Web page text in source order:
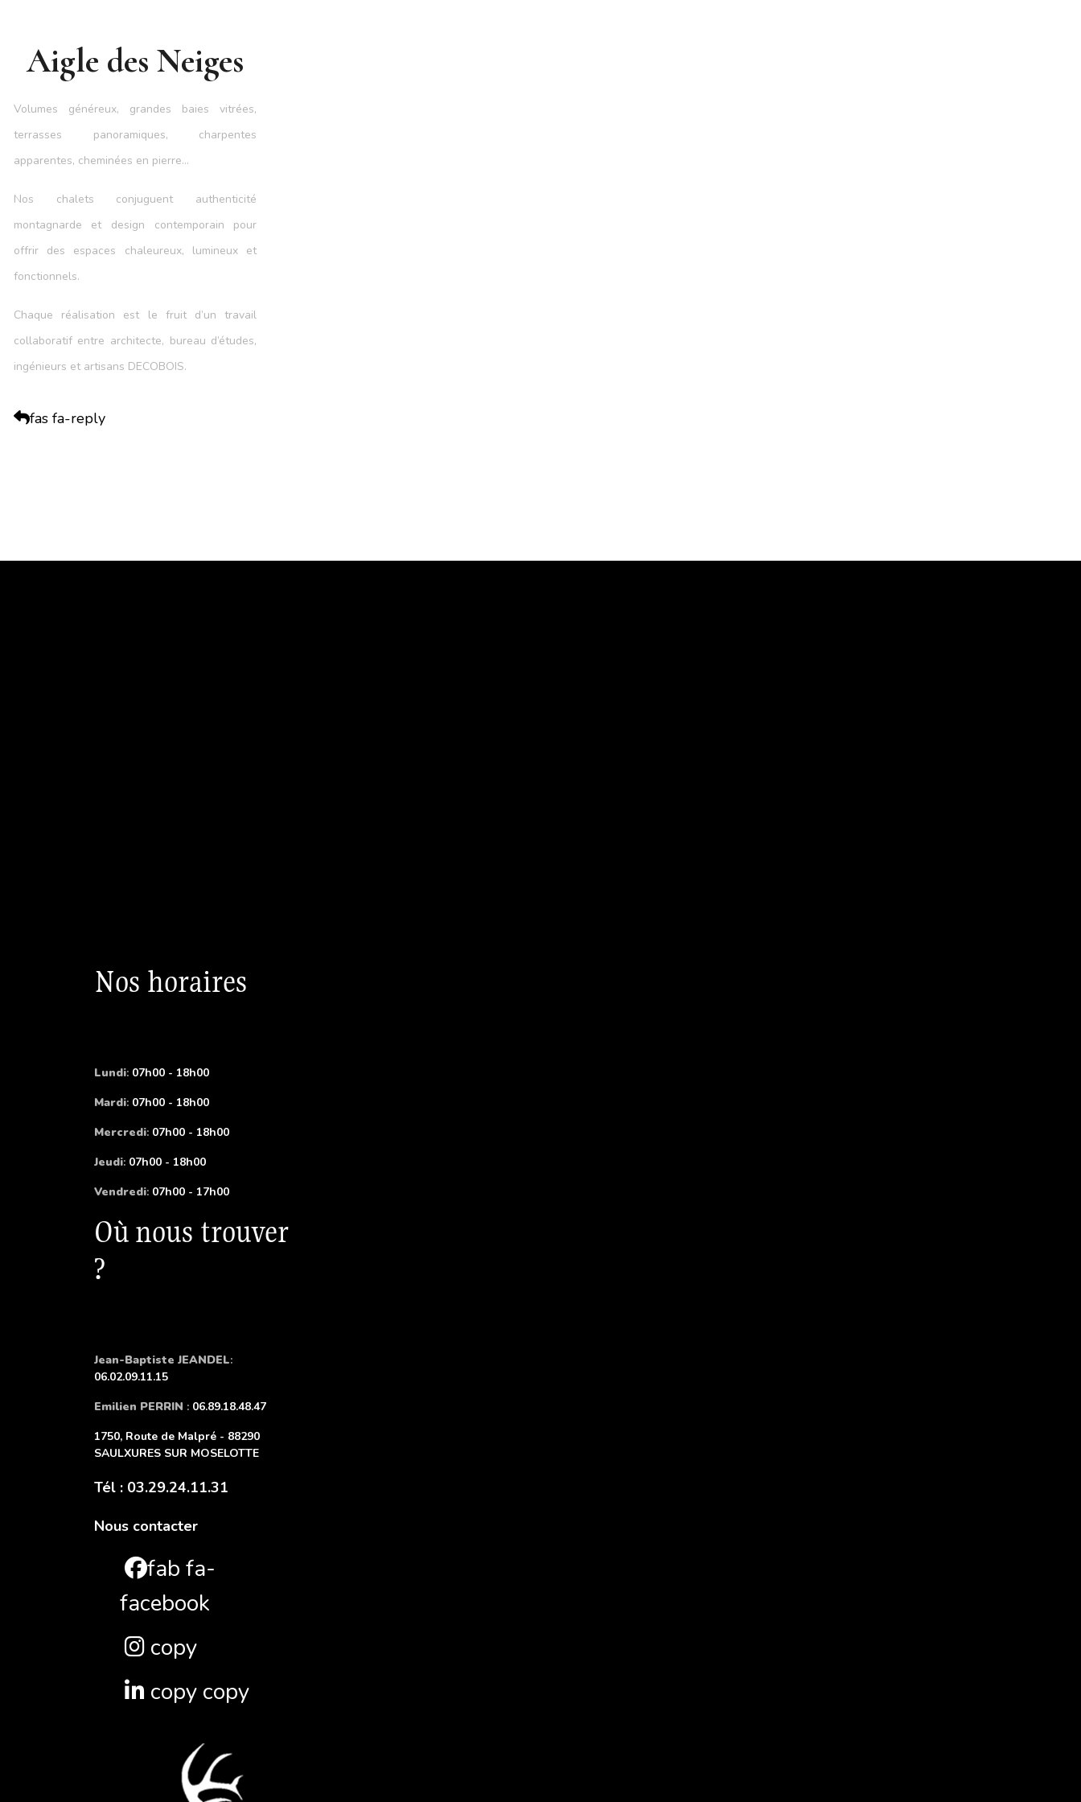
Aigle des Neiges
Volumes généreux, grandes baies vitrées,
terrasses panoramiques, charpentes
apparentes, cheminées en pierre…
Nos chalets conjuguent authenticité
montagnarde et design contemporain pour
offrir des espaces chaleureux, lumineux et
fonctionnels.
Chaque réalisation est le fruit d’un travail
collaboratif entre architecte, bureau d’études,
ingénieurs et artisans DECOBOIS.
fas fa-reply
Nos horaires
Lundi: 07h00 - 18h00
Mardi: 07h00 - 18h00
Mercredi: 07h00 - 18h00
Jeudi: 07h00 - 18h00
Vendredi: 07h00 - 17h00
Où nous trouver
?
Jean-Baptiste JEANDEL:
06.02.09.11.15
Emilien PERRIN : 06.89.18.48.47
1750, Route de Malpré - 88290
SAULXURES SUR MOSELOTTE
Tél : 03.29.24.11.31
Nous contacter
fab fa-
facebook
copy
copy copy